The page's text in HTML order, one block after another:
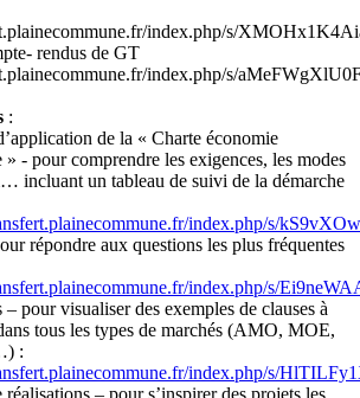
index.php/s/
rendus de GT
index.php/s/
:
de la « Charte économie
» - pour comprendre les exigences, les modes
incluant un tableau de suivi de la démarche
index.php/s/
répondre aux questions les plus fréquentes
index.php/s/
– pour visualiser des exemples de clauses à
tous les types de marchés (AMO, MOE,
:
index.php/s/
– pour s’inspirer des projets les